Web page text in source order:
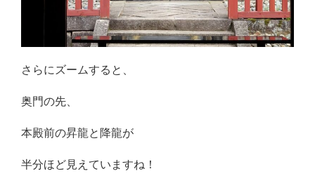
さらにズームすると、
奥門の先、
本殿前の昇龍と降龍が
半分ほど見えていますね！